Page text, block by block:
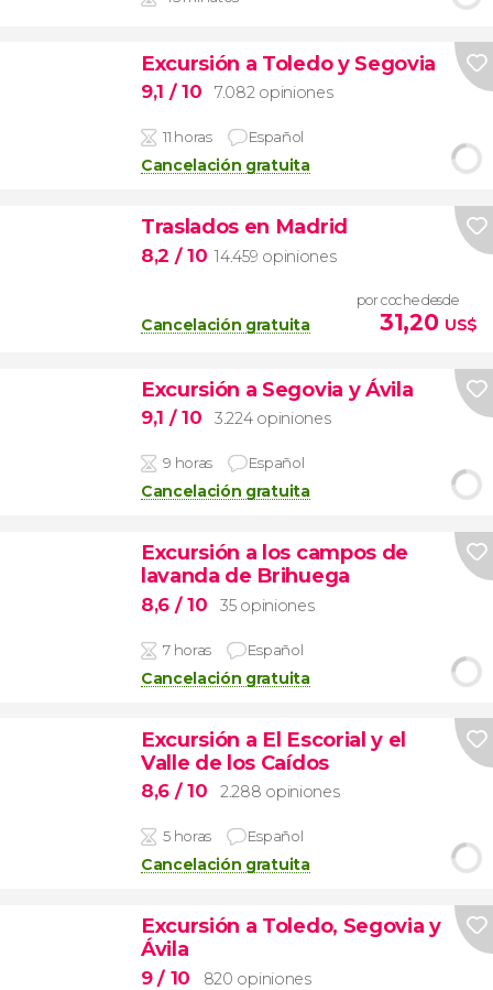
Excursión a Toledo y Segovia
9,1 / 10 7.082 opiniones
11 horas Español
Cancelación gratuita
Traslados en Madrid
8,2 / 10 14.459 opiniones
Cancelación gratuita
por coche desde
31,20 US$
Excursión a Segovia y Ávila
9,1 / 10 3.224 opiniones
9 horas Español
Cancelación gratuita
Excursión a los campos de
lavanda de Brihuega
8,6 / 10 35 opiniones
7 horas Español
Cancelación gratuita
Excursión a El Escorial y el
Valle de los Caídos
8,6 / 10 2.288 opiniones
5 horas Español
Cancelación gratuita
Excursión a Toledo, Segovia y
Ávila
9/ 10 820 opiniones